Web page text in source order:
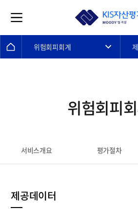
위험회피회계
위험회피
서비스개요 평가절차
제공데이터